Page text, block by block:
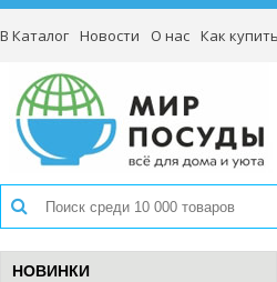
В Каталог Новости О нас Как
НОВИНКИ